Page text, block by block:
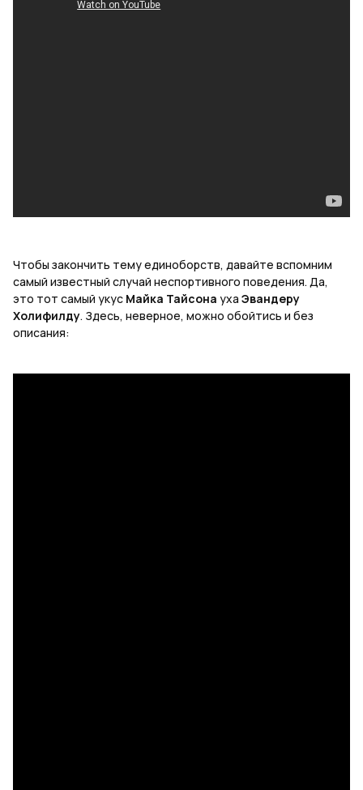
Чтобы закончить тему единоборств, давайте вспомним
самый известный случай неспортивного поведения. Да,
это тот самый укус Майка Тайсона уха Эвандеру
Холифилду. Здесь, неверное, можно обойтись и без
описания: